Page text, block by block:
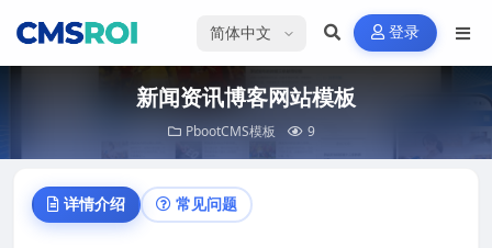
选择语言 登录
新闻资讯博客网站模板
PbootCMS模板 9
详情介绍 常见问题